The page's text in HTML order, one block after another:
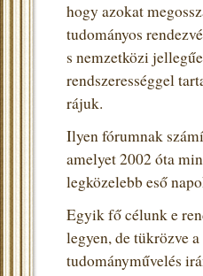
hogy azokat
tudományos
s nemzetközi
rendszerességgel
rájuk.
Ilyen fórumnak
amelyet 2002 óta
legközelebb eső
Egyik fő célunk e
legyen, de tükrözve
tudományművelés